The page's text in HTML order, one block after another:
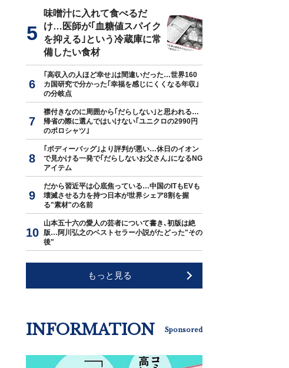
味噌汁に入れて食べるだ
け…医師が｢血糖値スパイク
を抑える｣という冷蔵庫に常
備したい食材
｢高収入の人ほど幸せ｣は間違いだった…世界160
カ国研究で分かった｢幸福を感じにくくなる年収｣
の分岐点
襟付きなのに周囲から｢だらしない｣と思われる…
帰省の際に選んではいけない｢ユニクロの2990円
のポロシャツ｣
｢ボディーバッグ｣より評判が悪い…休日のイオン
で見かける一発で｢だらしないお父さん｣になるNG
アイテム
だから習近平は心底焦っている…中国のITもEVも
壊滅させる力を持つ日本が世界シェア8割を握
る"素材"の名前
山本五十六の愛人の芸者について書き､初版は絶
版…阿川弘之のベストセラー小説がたどった"その
後"
もっと見る
INFORMATION Sponsored